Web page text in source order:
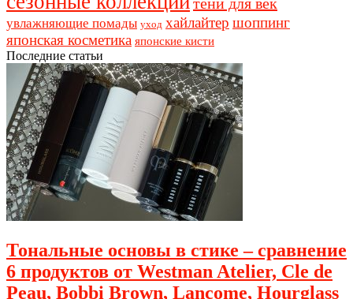
увлажняющие помады уход хайлайтер шоппинг
японская косметика японские кисти
Последние статьи
Тональные основы в стике – сравнение
6 продуктов от Westman Atelier, Cle de
Peau, Bobbi Brown, Lancome, Hourglass